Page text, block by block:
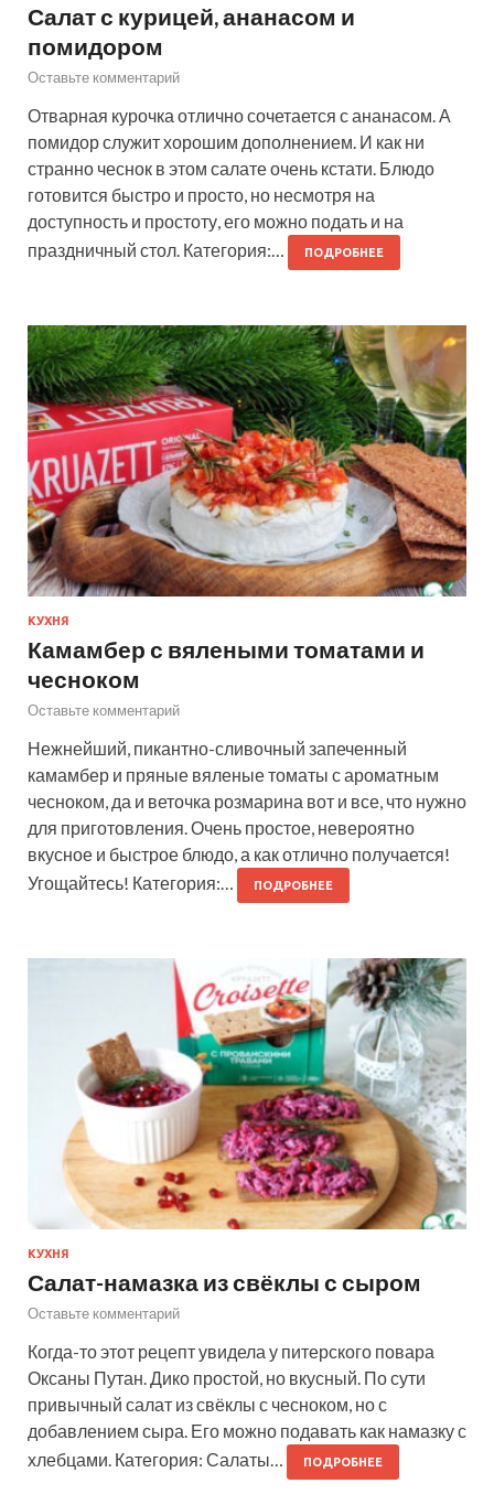
Салат с курицей, ананасом и
помидором
Оставьте комментарий
Отварная курочка отлично сочетается с ананасом. А
помидор служит хорошим дополнением. И как ни
странно чеснок в этом салате очень кстати. Блюдо
готовится быстро и просто, но несмотря на
доступность и простоту, его можно подать и на
праздничный стол. Категория:…
ПОДРОБНЕЕ
КУХНЯ
Камамбер с вялеными томатами и
чесноком
Оставьте комментарий
Нежнейший, пикантно-сливочный запеченный
камамбер и пряные вяленые томаты с ароматным
чесноком, да и веточка розмарина вот и все, что нужно
для приготовления. Очень простое, невероятно
вкусное и быстрое блюдо, а как отлично получается!
Угощайтесь! Категория:…
ПОДРОБНЕЕ
КУХНЯ
Салат-намазка из свёклы с сыром
Оставьте комментарий
Когда-то этот рецепт увидела у питерского повара
Оксаны Путан. Дико простой, но вкусный. По сути
привычный салат из свёклы с чесноком, но с
добавлением сыра. Его можно подавать как намазку с
хлебцами. Категория: Салаты…
ПОДРОБНЕЕ